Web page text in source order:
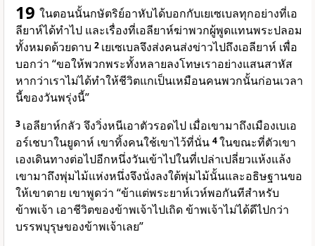
19 ในตอนนั้นกษัตริย์อาหับได้บอกกับเยเซเบลทุกอย่างที่เอ
ลียาห์ได้ทำไป และเรื่องที่เอลียาห์ฆ่าพวกผู้พูดแทนพระปลอม
ทั้งหมดด้วยดาบ 2 เยเซเบลจึงส่งคนส่งข่าวไปถึงเอลียาห์ เพื่อ
บอกว่า “ขอให้พวกพระทั้งหลายลงโทษเราอย่างแสนสาหัส
หากว่าเราไม่ได้ทำให้ชีวิตแกเป็นเหมือนคนพวกนั้นก่อนเวลา
นี้ของวันพรุ่งนี้”
3 เอลียาห์กลัว จึงวิ่งหนีเอาตัวรอดไป เมื่อเขามาถึงเมืองเบเอ
อร์เชบาในยูดาห์ เขาทิ้งคนใช้เขาไว้ที่นั่น 4ในขณะที่ตัวเขา
เองเดินทางต่อไปอีกหนึ่งวันเข้าไปในที่เปล่าเปลี่ยวแห้งแล้ง
เขามาถึงพุ่มไม้แห่งหนึ่งจึงนั่งลงใต้พุ่มไม้นั้นและอธิษฐานขอ
ให้เขาตาย เขาพูดว่า “ข้าแต่พระยาห์เวห์พอกันทีสำหรับ
ข้าพเจ้า เอาชีวิตของข้าพเจ้าไปเถิด ข้าพเจ้าไม่ได้ดีไปกว่า
บรรพบุรุษของข้าพเจ้าเลย”